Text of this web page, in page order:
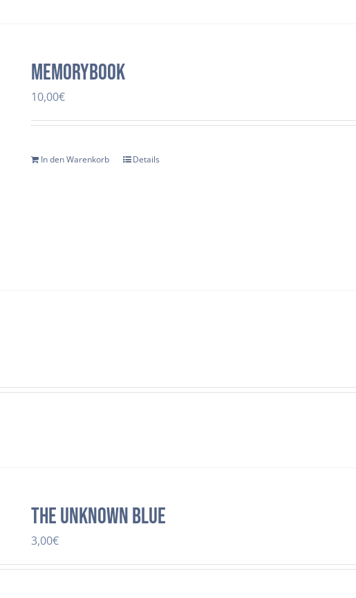
Memorybook
10,00€
In den Warenkorb Details
The Unknown Blue
3,00€